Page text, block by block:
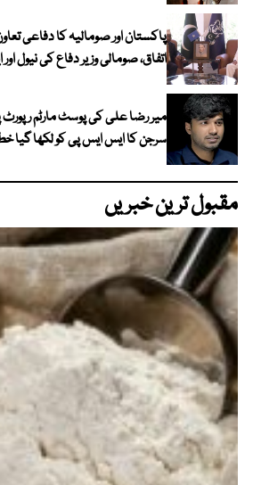
پاکستان اور صومالیہ کا دفاعی
اتفاق، صومالی وزیر دفاع کی نیول اور
میر رضا علی کی پوسٹ مارٹم
سرجن کا ایس ایس پی کو لکھا گیا
مقبول ترین خبریں